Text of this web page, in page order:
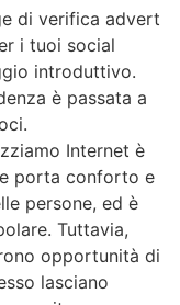
di verifica advert
i tuoi social
introduttivo.
è passata a
Internet è
porta conforto e
persone, ed è
Tuttavia,
opportunità di
lasciano